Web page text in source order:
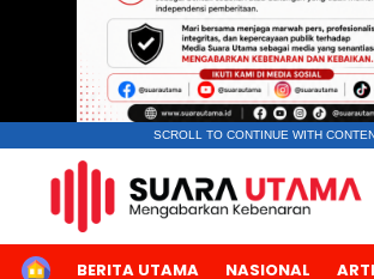
SCROLL TO CONTINUE WITH
HOMEBERITA UTAMA NASIONAL